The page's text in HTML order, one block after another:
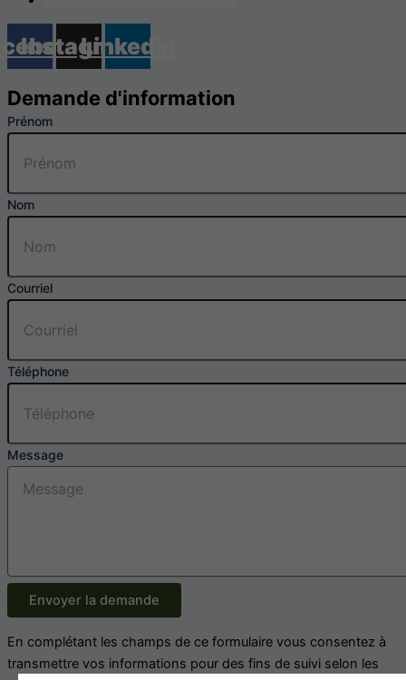
Instagram
Linkedin
Demande d'information
Prénom
Nom
Courriel
Téléphone
Message
Envoyer la demande
En complétant les champs de ce formulaire vous consentez à
transmettre vos informations pour des fins de suivi selon les